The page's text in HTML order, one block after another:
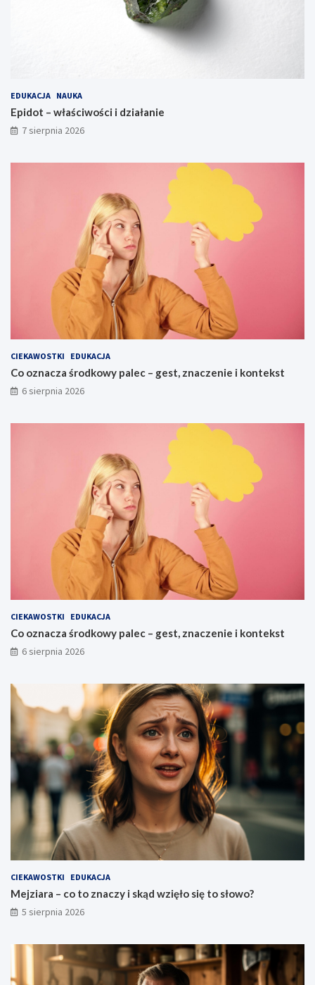
EDUKACJA NAUKA
Epidot – właściwości i działanie
7 sierpnia 2026
CIEKAWOSTKI EDUKACJA
Co oznacza środkowy palec – gest, znaczenie i kontekst
6 sierpnia 2026
CIEKAWOSTKI EDUKACJA
Co oznacza środkowy palec – gest, znaczenie i kontekst
6 sierpnia 2026
CIEKAWOSTKI EDUKACJA
Mejziara – co to znaczy i skąd wzięło się to słowo?
5 sierpnia 2026